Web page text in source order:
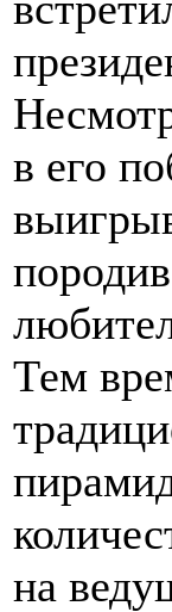
в его
Тем
на